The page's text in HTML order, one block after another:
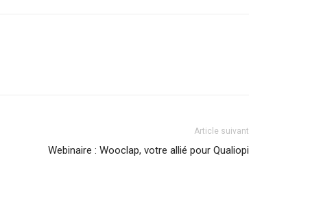
Article suivant
Webinaire : Wooclap, votre allié pour Qualiopi